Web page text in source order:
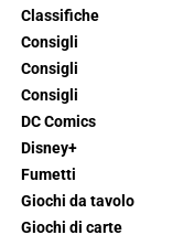
Classifiche
Consigli
Consigli
Consigli
DC Comics
Disney+
Fumetti
Giochi da tavolo
Giochi di carte